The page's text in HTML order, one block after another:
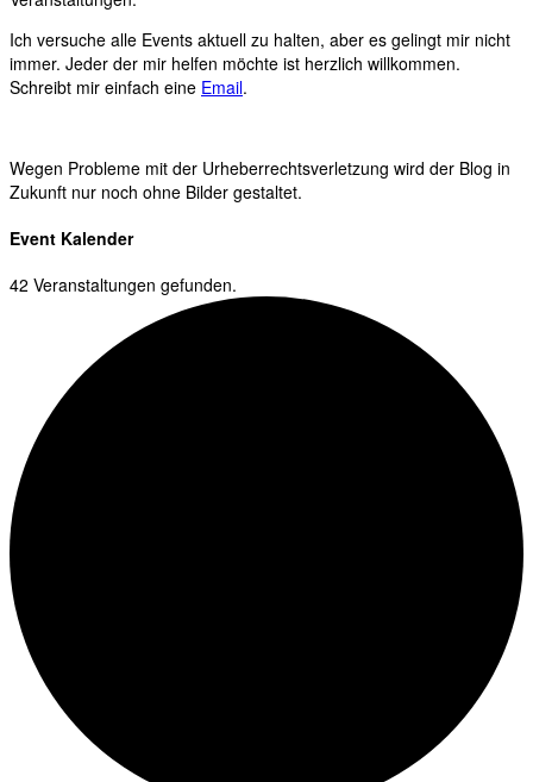
Ich versuche alle Events aktuell zu halten, aber es gelingt mir nicht
immer. Jeder der mir helfen möchte ist herzlich willkommen.
Schreibt mir einfach eine Email.
Wegen Probleme mit der Urheberrechtsverletzung wird der Blog in
Zukunft nur noch ohne Bilder gestaltet.
Event Kalender
42 Veranstaltungen gefunden.